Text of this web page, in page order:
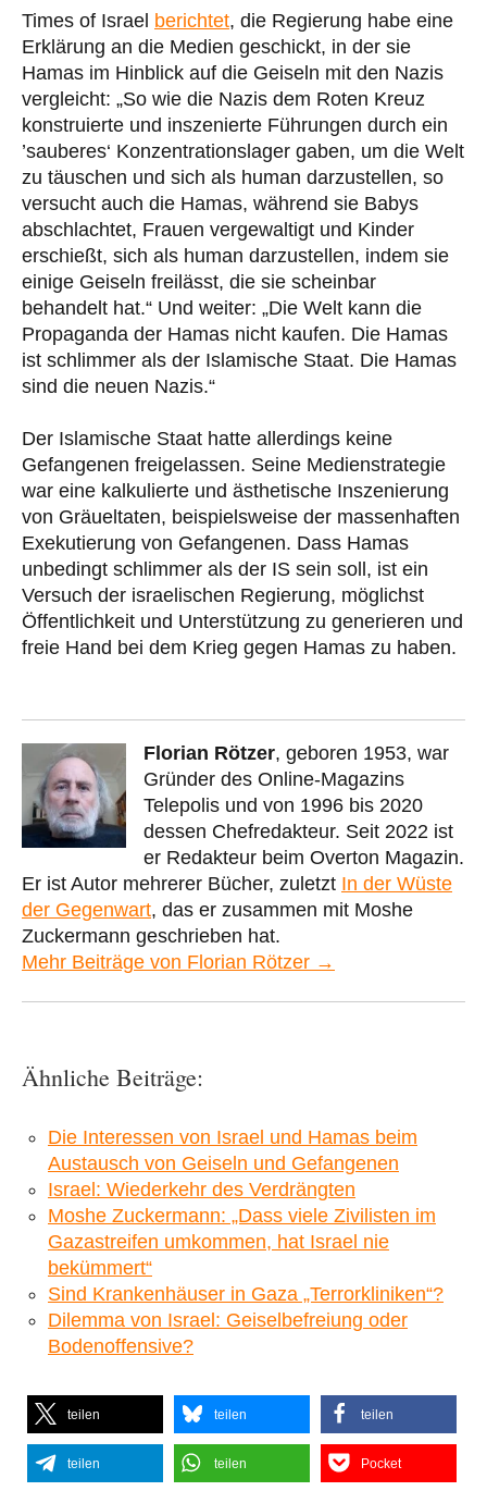
Times of Israel berichtet, die Regierung habe eine
Erklärung an die Medien geschickt, in der sie
Hamas im Hinblick auf die Geiseln mit den Nazis
vergleicht: „So wie die Nazis dem Roten Kreuz
konstruierte und inszenierte Führungen durch ein
’sauberes‘ Konzentrationslager gaben, um die Welt
zu täuschen und sich als human darzustellen, so
versucht auch die Hamas, während sie Babys
abschlachtet, Frauen vergewaltigt und Kinder
erschießt, sich als human darzustellen, indem sie
einige Geiseln freilässt, die sie scheinbar
behandelt hat.“ Und weiter: „Die Welt kann die
Propaganda der Hamas nicht kaufen. Die Hamas
ist schlimmer als der Islamische Staat. Die Hamas
sind die neuen Nazis.“
Der Islamische Staat hatte allerdings keine
Gefangenen freigelassen. Seine Medienstrategie
war eine kalkulierte und ästhetische Inszenierung
von Gräueltaten, beispielsweise der massenhaften
Exekutierung von Gefangenen. Dass Hamas
unbedingt schlimmer als der IS sein soll, ist ein
Versuch der israelischen Regierung, möglichst
Öffentlichkeit und Unterstützung zu generieren und
freie Hand bei dem Krieg gegen Hamas zu haben.
Florian Rötzer, geboren 1953, war
Gründer des Online-Magazins
Telepolis und von 1996 bis 2020
dessen Chefredakteur. Seit 2022 ist
er Redakteur beim Overton Magazin.
Er ist Autor mehrerer Bücher, zuletzt In der Wüste
der Gegenwart, das er zusammen mit Moshe
Zuckermann geschrieben hat.
Mehr Beiträge von Florian Rötzer →
Ähnliche Beiträge:
Die Interessen von Israel und Hamas beim
Austausch von Geiseln und Gefangenen
Israel: Wiederkehr des Verdrängten
Moshe Zuckermann: „Dass viele Zivilisten im
Gazastreifen umkommen, hat Israel nie
bekümmert“
Sind Krankenhäuser in Gaza „Terrorkliniken“?
Dilemma von Israel: Geiselbefreiung oder
Bodenoffensive?
teilen teilen teilen
teilen teilen Pocket